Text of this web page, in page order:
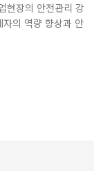
현장의 안전관리 강
의 역량 향상과 안